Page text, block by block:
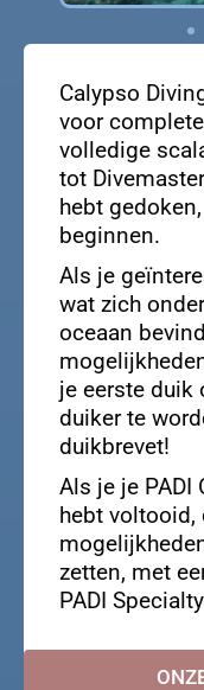
Calypso
voor
volledige
tot
hebt
beginnen.
Als je
wat zich
oceaan
je eerste duik
duiker te
duikbrevet!
Als je je PADI
hebt voltooid,
zetten, met
PADI